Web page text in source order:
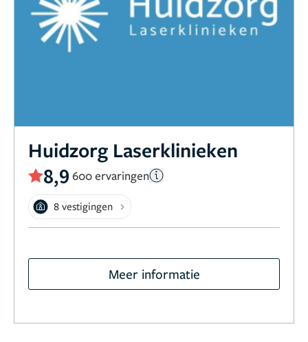
Huidzorg Laserklinieken
8,9 600 ervaringen
8 vestigingen
Meer informatie